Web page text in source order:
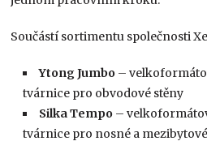
Součástí sortimentu společnosti
Ytong Jumbo –
tvárnice pro obvodové stěny
Silka Tempo –
tvárnice pro nosné a